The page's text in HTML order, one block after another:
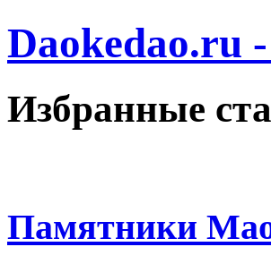
Daokedao.ru
Избранные
Памятники Мао